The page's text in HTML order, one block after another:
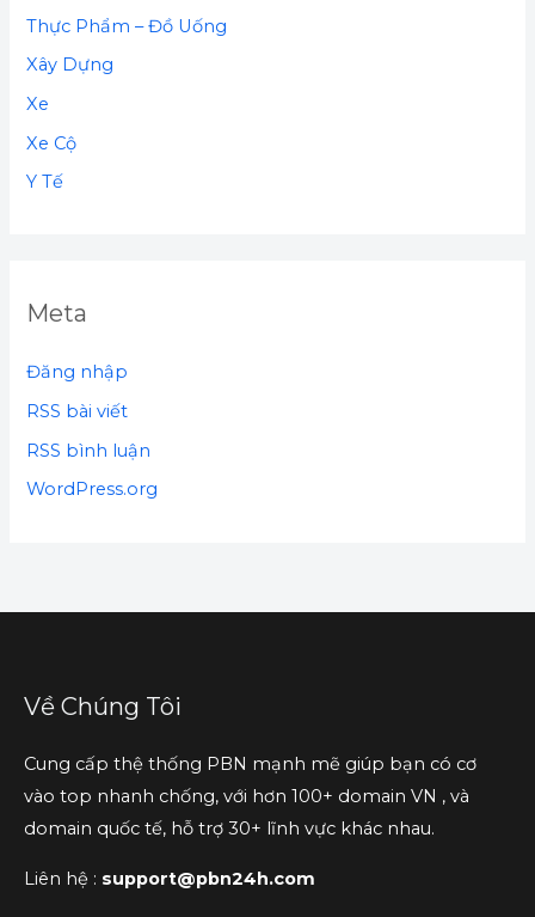
Thực Phẩm – Đồ Uống
Xây Dựng
Xe
Xe Cộ
Y Tế
Meta
Đăng nhập
RSS bài viết
RSS bình luận
WordPress.org
Về Chúng Tôi
Cung cấp thệ thống PBN mạnh mẽ giúp bạn có cơ
vào top nhanh chống, với hơn 100+ domain VN , và
domain quốc tế, hỗ trợ 30+ lĩnh vực khác nhau.
Liên hệ : support@pbn24h.com